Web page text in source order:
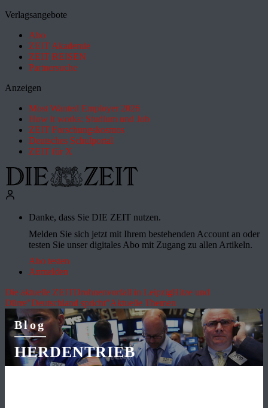
Verlagsangebote
Abo
ZEIT Akademie
ZEIT REISEN
Partnersuche
Anzeigen
Most Wanted Employer 2026
How it works: Studium und Job
ZEIT Forschungskosmos
Deutsches Schulportal
ZEIT für X
Danke, dass Sie DIE ZEIT nutzen.
Melden Sie sich jetzt mit Ihrem bestehenden Account an oder
testen Sie unser digitales Abo mit Zugang zu allen Artikeln.
Abo testen
Anmelden
Die aktuelle ZEITDrohnenvorfall in LeipzigHitze und
Dürre"Deutschland spricht"Aktuelle Themen
Blog
HERDENTRIEB